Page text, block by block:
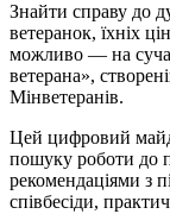
Знайти справу до
ветеранок, їхніх
можливо — на
ветерана»,
Мінветеранів.
Цей цифровий
пошуку роботи до
рекомендаціями з
співбесіди,